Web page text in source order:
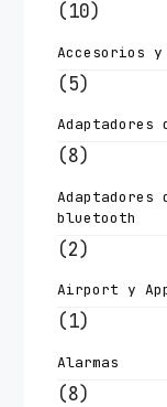
(10)
Accesorios
(5)
Adaptadores
(8)
Adaptadores
bluetooth
(2)
Airport y
(1)
Alarmas
(8)